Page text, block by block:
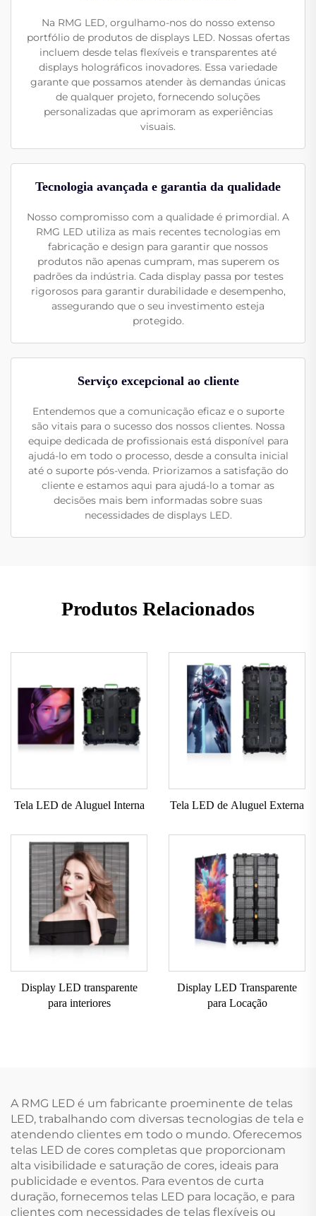
Na RMG LED, orgulhamo-nos do nosso extenso
portfólio de produtos de displays LED. Nossas ofertas
incluem desde telas flexíveis e transparentes até
displays holográficos inovadores. Essa variedade
garante que possamos atender às demandas únicas
de qualquer projeto, fornecendo soluções
personalizadas que aprimoram as experiências
visuais.
Tecnologia avançada e garantia da qualidade
Nosso compromisso com a qualidade é primordial. A
RMG LED utiliza as mais recentes tecnologias em
fabricação e design para garantir que nossos
produtos não apenas cumpram, mas superem os
padrões da indústria. Cada display passa por testes
rigorosos para garantir durabilidade e desempenho,
assegurando que o seu investimento esteja
protegido.
Serviço excepcional ao cliente
Entendemos que a comunicação eficaz e o suporte
são vitais para o sucesso dos nossos clientes. Nossa
equipe dedicada de profissionais está disponível para
ajudá-lo em todo o processo, desde a consulta inicial
até o suporte pós-venda. Priorizamos a satisfação do
cliente e estamos aqui para ajudá-lo a tomar as
decisões mais bem informadas sobre suas
necessidades de displays LED.
Produtos Relacionados
Tela LED de Aluguel Interna Tela LED de Aluguel Externa
Display LED transparente
para interiores
Display LED Transparente
para Locação
A RMG LED é um fabricante proeminente de telas
LED, trabalhando com diversas tecnologias de tela e
atendendo clientes em todo o mundo. Oferecemos
telas LED de cores completas que proporcionam
alta visibilidade e saturação de cores, ideais para
publicidade e eventos. Para eventos de curta
duração, fornecemos telas LED para locação, e para
clientes com necessidades de telas flexíveis ou